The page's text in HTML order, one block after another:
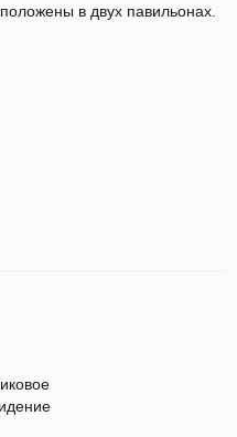
в двух павильонах.